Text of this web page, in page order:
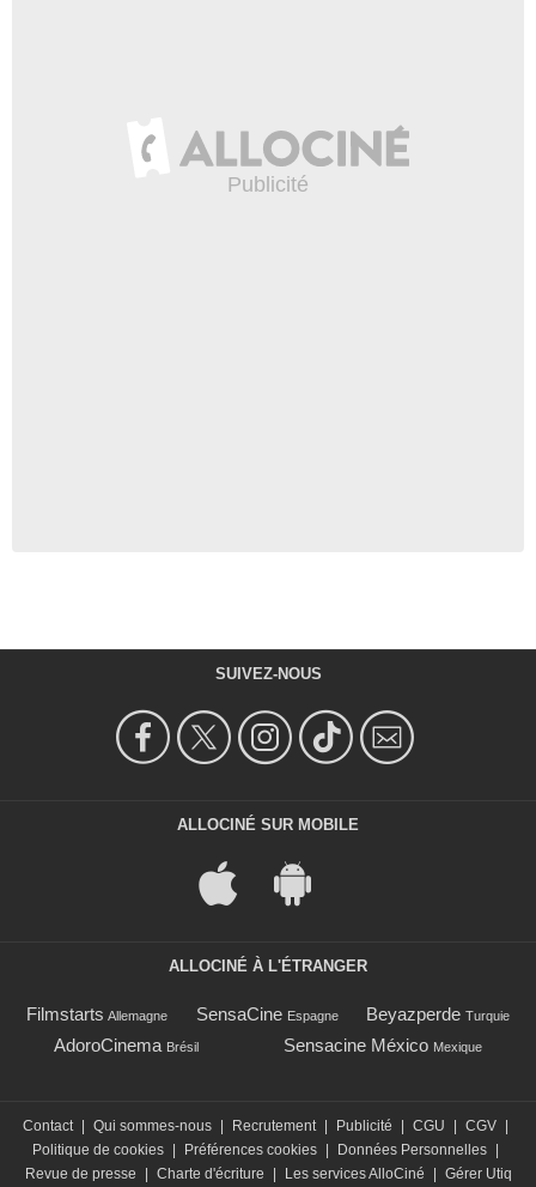
SUIVEZ-NOUS
ALLOCINÉ SUR MOBILE
ALLOCINÉ À L'ÉTRANGER
Filmstarts Allemagne SensaCine Espagne Beyazperde Turquie
AdoroCinema Brésil Sensacine México Mexique
Contact | Qui sommes-nous | Recrutement | Publicité | CGU | CGV |
Politique de cookies | Préférences cookies | Données Personnelles |
Revue de presse
| Charte d'écriture | Les services AlloCiné | Gérer Utiq